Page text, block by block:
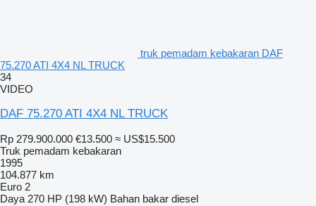
truk pemadam kebakaran DAF
75.270 ATI 4X4 NL TRUCK
34
VIDEO
DAF 75.270 ATI 4X4 NL TRUCK
Rp 279.900.000 €13.500 ≈ US$15.500
Truk pemadam kebakaran
1995
104.877 km
Euro 2
Daya 270 HP (198 kW) Bahan bakar diesel